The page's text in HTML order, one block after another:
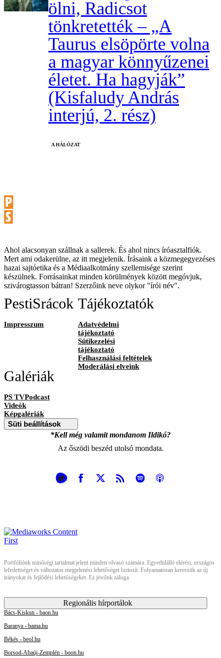
ölni, Radicsot
tönkretették – „A
Taurus elsöpörte volna
a magyar könnyűzenei
életet. Ha hagyják”
(Kisfaludy András
interjú, 2. rész)
A HÁLÓZAT
Ahol alacsonyan szállnak a sallerek. És ahol nincs íróasztalfiók.
Mert ami odakerülne, az itt megjelenik. Írásaink a közmegegyezéses
hazai sajtóetika és a Médiaalkotmány szellemisége szerint
készülnek. Forrásainkat minden körülmények között megóvjuk,
szivárogtasson bátran! Szerzőink neve olykor "írói név".
PestiSrácok
Impresszum
Tájékoztatók
Adatvédelmi
tájékoztató
Sütikezelési
tájékoztató
Felhasználási feltételek
Moderálási elveink
Galériák
PS TVPodcast
Videók
Képgalériák
Süti beállítások
*Kell még valamit mondanom Ildikó?
Az őszödi beszéd utolsó mondata.
Portfóliónk minőségi tartalmat jelent minden olvasó számára. Egyedülálló elérést, országos
lefedettséget és változatos megjelenési lehetőséget biztosít. Folyamatosan keressük az új
irányokat és fejlődési lehetőségeket. Ez jövőnk záloga.
Regionális hírportálok
Bács-Kiskun - baon.hu
Baranya - bama.hu
Békés - beol.hu
Borsod-Abaúj-Zemplén - boon.hu